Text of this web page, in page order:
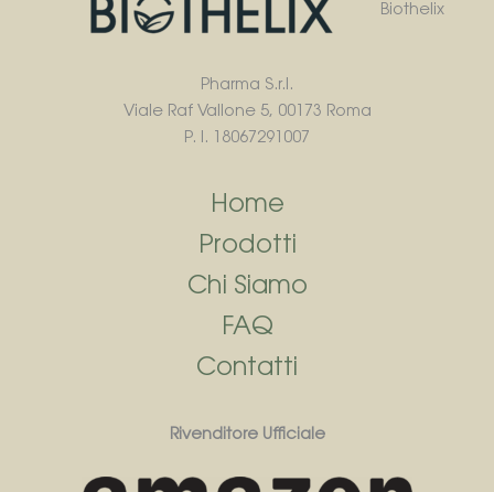
Biothelix
Pharma S.r.l.
Viale Raf Vallone 5, 00173 Roma
P. I. 18067291007
Home
Prodotti
Chi Siamo
FAQ
Contatti
Rivenditore Ufficiale